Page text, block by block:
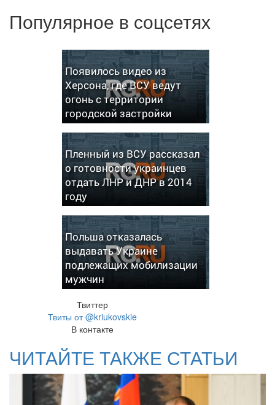
Популярное в соцсетях
Появилось видео из
Херсона, где ВСУ ведут
огонь с территории
городской застройки
Пленный из ВСУ рассказал
о готовности украинцев
отдать ЛНР и ДНР в 2014
году
Польша отказалась
выдавать Украине
подлежащих мобилизации
мужчин
Твиттер
Твиты от @kriukovskie
В контакте
ЧИТАЙТЕ ТАКЖЕ СТАТЬИ